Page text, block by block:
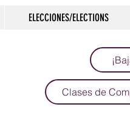
ELECCIONES/ELECTIONS
Clases de